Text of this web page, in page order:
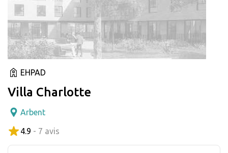
EHPAD
Villa Charlotte
Arbent
4.9 - 7 avis